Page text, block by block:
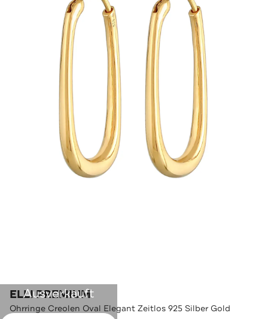
Ausverkauft
ELLI PREMIUM
Ohrringe Creolen Oval Elegant Zeitlos 925 Silber Gold